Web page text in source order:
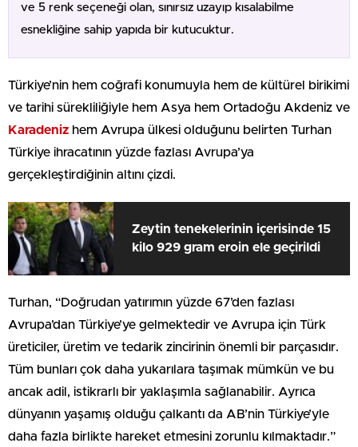
ve 5 renk seçeneği olan, sınırsız uzayıp kısalabilme
esnekliğine sahip yapıda bir kutucuktur.
Türkiye’nin hem coğrafi konumuyla hem de kültürel birikimi
ve tarihi sürekliliğiyle hem Asya hem Ortadoğu Akdeniz ve
Karadeniz hem Avrupa ülkesi olduğunu belirten Turhan
Türkiye ihracatının yüzde fazlası Avrupa’ya
gerçekleştirdiğinin altını çizdi.
Zeytin tenekelerinin içerisinde 15
kilo 929 gram eroin ele geçirildi
Turhan, “Doğrudan yatırımın yüzde 67’den fazlası
Avrupa’dan Türkiye’ye gelmektedir ve Avrupa için Türk
üreticiler, üretim ve tedarik zincirinin önemli bir parçasıdır.
Tüm bunları çok daha yukarılara taşımak mümkün ve bu
ancak adil, istikrarlı bir yaklaşımla sağlanabilir. Ayrıca
dünyanın yaşamış olduğu çalkantı da AB’nin Türkiye’yle
daha fazla birlikte hareket etmesini zorunlu kılmaktadır.”